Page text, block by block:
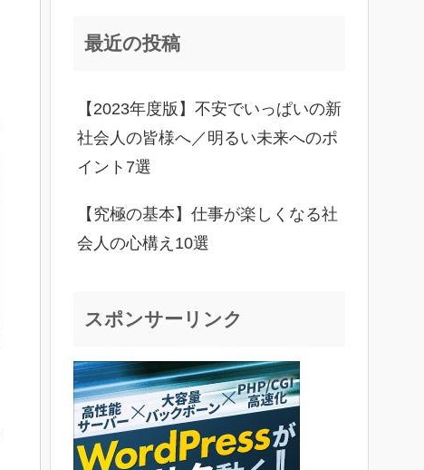
最近の投稿
【2023年度版】不安でいっぱいの新
社会人の皆様へ／明るい未来へのポ
イント7選
【究極の基本】仕事が楽しくなる社
会人の心構え10選
スポンサーリンク